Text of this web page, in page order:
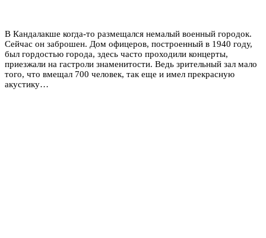
​​​​​​​В Кандалакше когда-то размещался немалый военный городок.
Сейчас он заброшен. Дом офицеров, построенный в 1940 году,
был гордостью города, здесь часто проходили концерты,
приезжали на гастроли знаменитости. Ведь зрительный зал мало
того, что вмещал 700 человек, так еще и имел прекрасную
акустику…